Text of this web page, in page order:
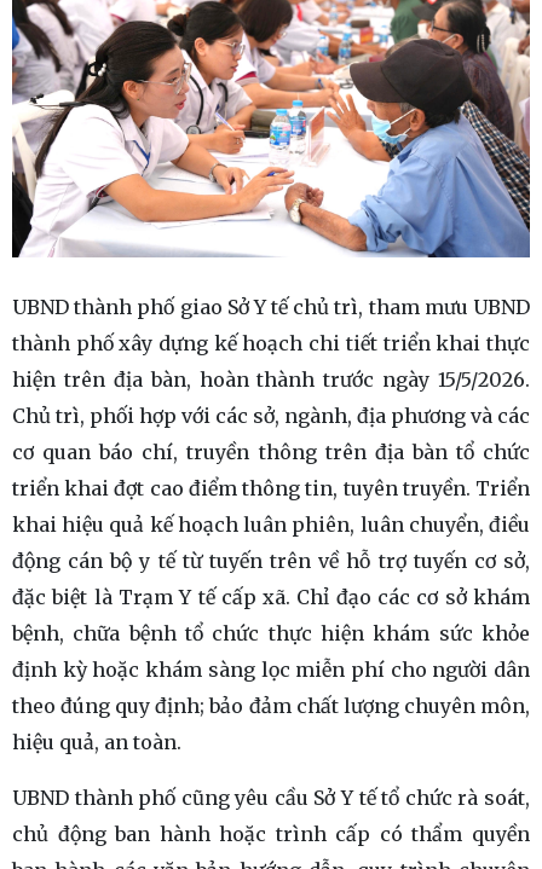
UBND thành phố giao Sở Y tế chủ trì, tham mưu UBND
thành phố xây dựng kế hoạch chi tiết triển khai thực
hiện trên địa bàn, hoàn thành trước ngày 15/5/2026.
Chủ trì, phối hợp với các sở, ngành, địa phương và các
cơ quan báo chí, truyền thông trên địa bàn tổ chức
triển khai đợt cao điểm thông tin, tuyên truyền. Triển
khai hiệu quả kế hoạch luân phiên, luân chuyển, điều
động cán bộ y tế từ tuyến trên về hỗ trợ tuyến cơ sở,
đặc biệt là Trạm Y tế cấp xã. Chỉ đạo các cơ sở khám
bệnh, chữa bệnh tổ chức thực hiện khám sức khỏe
định kỳ hoặc khám sàng lọc miễn phí cho người dân
theo đúng quy định; bảo đảm chất lượng chuyên môn,
hiệu quả, an toàn.
UBND thành phố cũng yêu cầu Sở Y tế tổ chức rà soát,
chủ động ban hành hoặc trình cấp có thẩm quyền